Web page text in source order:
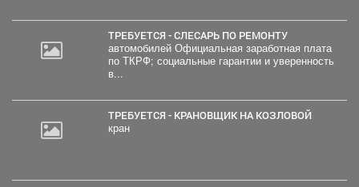
ТРЕБУЕТСЯ - СЛЕСАРЬ ПО РЕМОНТУ
автомобилей Официальная заработная плата
по ТКРФ; социальные гарантии и уверенность
в...
ТРЕБУЕТСЯ - КРАНОВЩИК НА КОЗЛОВОЙ
кран